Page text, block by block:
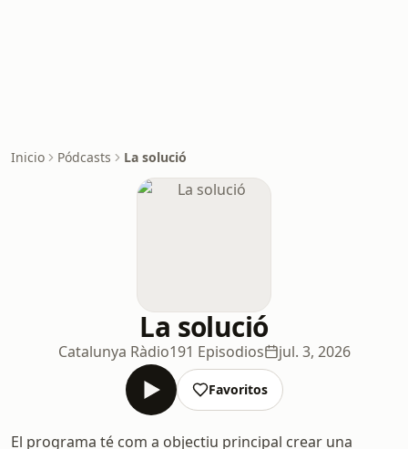
Inicio Pódcasts La solució
La solució
Catalunya Ràdio191 Episodios jul. 3, 2026
Favoritos
El programa té com a objectiu principal crear una